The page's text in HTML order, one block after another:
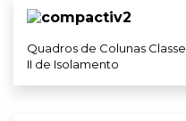
Quadros de Colunas Classe
II de Isolamento